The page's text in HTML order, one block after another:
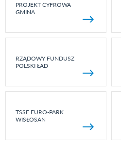
PROJEKT CYFROWA
GMINA
RZĄDOWY FUNDUSZ
POLSKI ŁAD
TSSE EURO-PARK
WISŁOSAN